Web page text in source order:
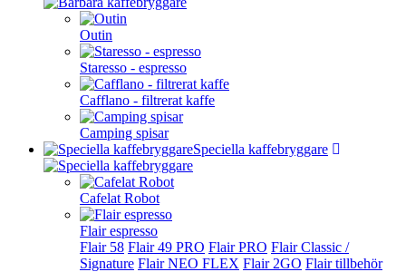
Outin
Staresso - espresso
Cafflano - filtrerat kaffe
Camping spisar
Speciella kaffebryggare
Cafelat Robot
Flair espresso
Flair 58 Flair 49 PRO Flair PRO Flair Classic /
Signature Flair NEO FLEX Flair 2GO Flair tillbehör